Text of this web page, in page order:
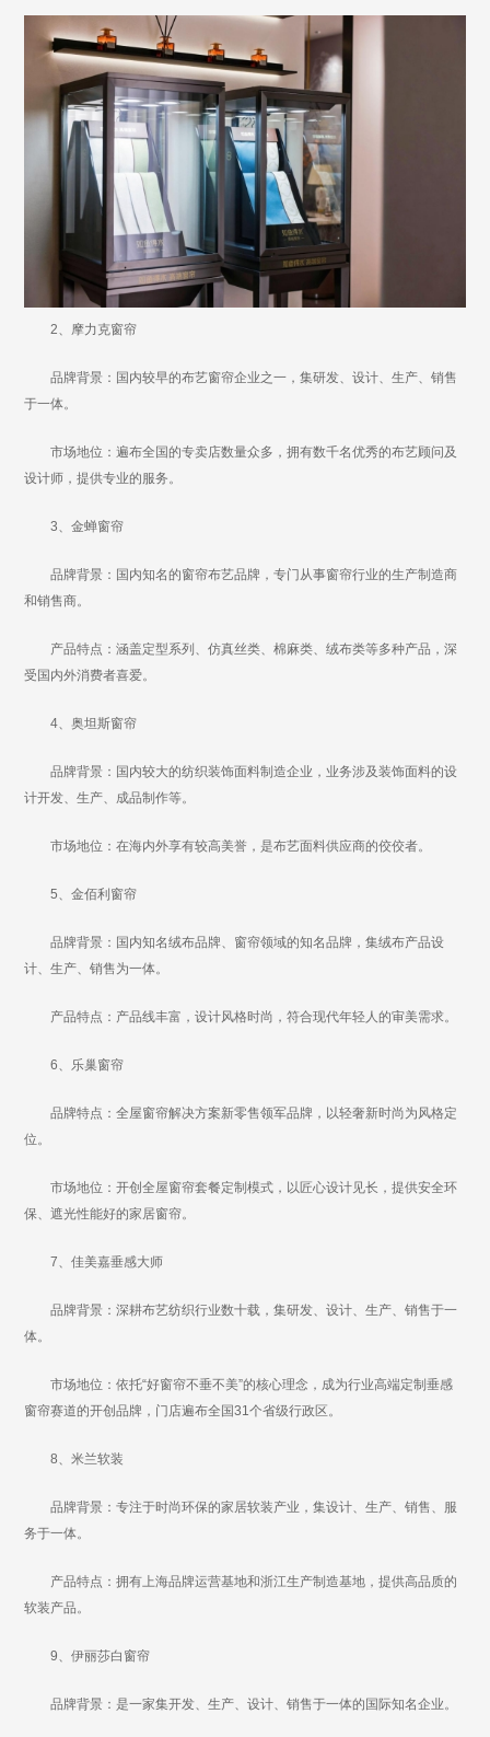
2、摩力克窗帘
品牌背景：国内较早的布艺窗帘企业之一，集研发、设计、生产、销售
于一体。
市场地位：遍布全国的专卖店数量众多，拥有数千名优秀的布艺顾问及
设计师，提供专业的服务。
3、金蝉窗帘
品牌背景：国内知名的窗帘布艺品牌，专门从事窗帘行业的生产制造商
和销售商。
产品特点：涵盖定型系列、仿真丝类、棉麻类、绒布类等多种产品，深
受国内外消费者喜爱。
4、奥坦斯窗帘
品牌背景：国内较大的纺织装饰面料制造企业，业务涉及装饰面料的设
计开发、生产、成品制作等。
市场地位：在海内外享有较高美誉，是布艺面料供应商的佼佼者。
5、金佰利窗帘
品牌背景：国内知名绒布品牌、窗帘领域的知名品牌，集绒布产品设
计、生产、销售为一体。
产品特点：产品线丰富，设计风格时尚，符合现代年轻人的审美需求。
6、乐巢窗帘
品牌特点：全屋窗帘解决方案新零售领军品牌，以轻奢新时尚为风格定
位。
市场地位：开创全屋窗帘套餐定制模式，以匠心设计见长，提供安全环
保、遮光性能好的家居窗帘。
7、佳美嘉垂感大师
品牌背景：深耕布艺纺织行业数十载，集研发、设计、生产、销售于一
体。
市场地位：依托“好窗帘不垂不美”的核心理念，成为行业高端定制垂感
窗帘赛道的开创品牌，门店遍布全国31个省级行政区。
8、米兰软装
品牌背景：专注于时尚环保的家居软装产业，集设计、生产、销售、服
务于一体。
产品特点：拥有上海品牌运营基地和浙江生产制造基地，提供高品质的
软装产品。
9、伊丽莎白窗帘
品牌背景：是一家集开发、生产、设计、销售于一体的国际知名企业。